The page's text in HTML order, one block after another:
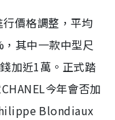
價格調整，平均
其中一款中型尺
加近1萬。正式踏
今年會否加
Blondiaux